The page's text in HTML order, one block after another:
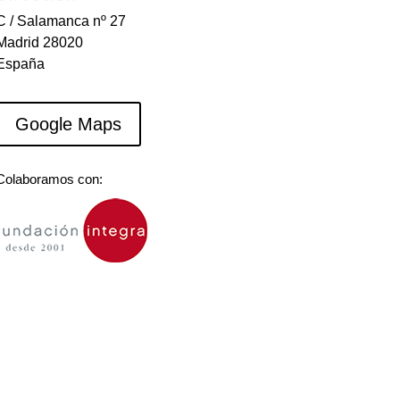
/ Salamanca nº 27
28020
Google Maps
con: